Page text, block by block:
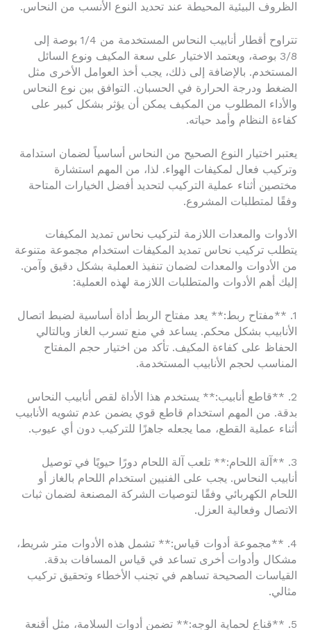
الظروف البيئية المحيطة عند تحديد النوع الأنسب من النحاس.
تتراوح أقطار أنابيب النحاس المستخدمة من 1/4 بوصة إلى
3/8 بوصة، ويعتمد الاختيار على سعة المكيف ونوع السائل
المستخدم. بالإضافة إلى ذلك، يجب أخذ العوامل الأخرى مثل
الضغط ودرجة الحرارة في الحسبان. التوافق بين نوع النحاس
والأداء المطلوب من المكيف يمكن أن يؤثر بشكل كبير على
كفاءة النظام وأمد حياته.
يعتبر اختيار النوع الصحيح من النحاس أساسياً لضمان استدامة
وتركيب فعال لمكيفات الهواء. لذا، من المهم استشارة
مختصين أثناء عملية التركيب لتحديد أفضل الخيارات المتاحة
وفقًا لمتطلبات المشروع.
الأدوات والمعدات اللازمة لتركيب نحاس تمديد المكيفات
يتطلب تركيب نحاس تمديد المكيفات استخدام مجموعة متنوعة
من الأدوات والمعدات لضمان تنفيذ العملية بشكل دقيق وآمن.
إليك أهم الأدوات والمتطلبات اللازمة لهذه العملية:
1. **مفتاح ربط:** يعد مفتاح الربط أداة أساسية لضبط اتصال
الأنابيب بشكل محكم. يساعد في منع تسرب الغاز وبالتالي
الحفاظ على كفاءة المكيف. تأكد من اختيار حجم المفتاح
المناسب لحجم الأنابيب المستخدمة.
2. **قاطع أنابيب:** يستخدم هذا الأداة لقص أنابيب النحاس
بدقة. من المهم استخدام قاطع قوي يضمن عدم تشويه الأنابيب
أثناء عملية القطع، مما يجعله جاهزًا للتركيب دون أي عيوب.
3. **آلة اللحام:** تلعب آلة اللحام دورًا حيويًا في توصيل
أنابيب النحاس. يجب على الفنيين استخدام اللحام بالغاز أو
اللحام الكهربائي وفقًا لتوصيات الشركة المصنعة لضمان ثبات
الاتصال وفعالية العزل.
4. **مجموعة أدوات قياس:** تشمل هذه الأدوات متر شريط،
مشكال وأدوات أخرى تساعد في قياس المسافات بدقة.
القياسات الصحيحة تساهم في تجنب الأخطاء وتحقيق تركيب
مثالي.
5. **قناع لحماية الوجه:** تضمن أدوات السلامة، مثل أقنعة